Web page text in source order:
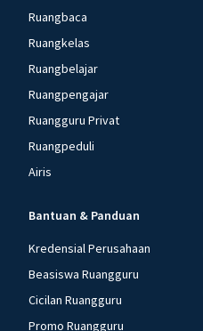
Ruangbaca
Ruangkelas
Ruangbelajar
Ruangpengajar
Ruangguru Privat
Ruangpeduli
Airis
Bantuan & Panduan
Kredensial Perusahaan
Beasiswa Ruangguru
Cicilan Ruangguru
Promo Ruangguru